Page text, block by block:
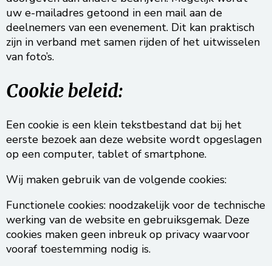
uw e-mailadres getoond in een mail aan de
deelnemers van een evenement. Dit kan praktisch
zijn in verband met samen rijden of het uitwisselen
van foto’s.
Cookie beleid:
Een cookie is een klein tekstbestand dat bij het
eerste bezoek aan deze website wordt opgeslagen
op een computer, tablet of smartphone.
Wij maken gebruik van de volgende cookies:
Functionele cookies: noodzakelijk voor de technische
werking van de website en gebruiksgemak. Deze
cookies maken geen inbreuk op privacy waarvoor
vooraf toestemming nodig is.